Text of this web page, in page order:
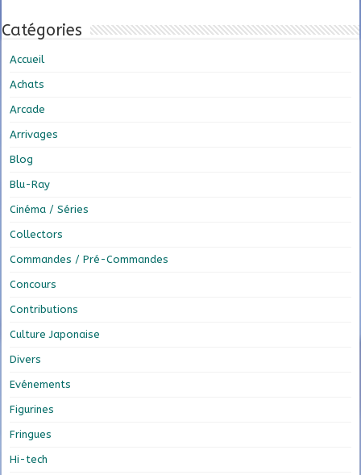
Catégories
Accueil
Achats
Arcade
Arrivages
Blog
Blu-Ray
Cinéma / Séries
Collectors
Commandes / Pré-Commandes
Concours
Contributions
Culture Japonaise
Divers
Evénements
Figurines
Fringues
Hi-tech